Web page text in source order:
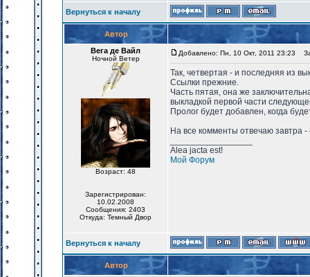
Вернуться к началу
Автор
Вега де Вайл
Ночной Ветер
Возраст: 48
Зарегистрирован:
10.02.2008
Сообщения: 2403
Откуда: Темный Двор
Добавлено: Пн, 10 Окт, 2011 23:23
Так, четвертая - и последняя из
Ссылки прежние.
Часть пятая, она же
выкладкой первой части
Пролог будет добавлен, когда
На все комменты отвечаю завтра
Alea jacta est!
Мой Форум
Вернуться к началу
Автор